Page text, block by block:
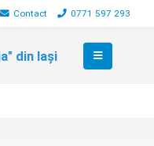
Contact 0771 597 293
din Iași